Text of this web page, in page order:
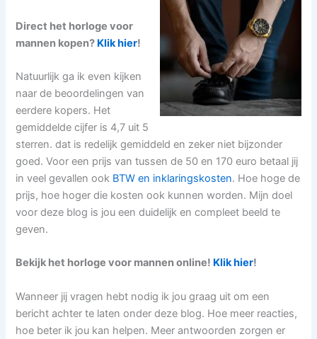
Direct het horloge voor
mannen kopen? Klik hier!
Natuurlijk ga ik even kijken
naar de beoordelingen van
eerdere kopers. Het
gemiddelde cijfer is 4,7 uit 5
sterren. dat is redelijk gemiddeld en zeker niet bijzonder
goed. Voor een prijs van tussen de 50 en 170 euro betaal jij
in veel gevallen ook BTW en inklaringskosten. Hoe hoge de
prijs, hoe hoger die kosten ook kunnen worden. Mijn doel
voor deze blog is jou een duidelijk en compleet beeld te
geven.
Bekijk het horloge voor mannen online! Klik hier!
Wanneer jij vragen hebt nodig ik jou graag uit om een
bericht achter te laten onder deze blog. Hoe meer reacties,
hoe beter ik jou kan helpen. Meer antwoorden zorgen er